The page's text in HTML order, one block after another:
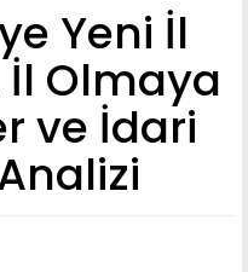
Yeni İl
İl Olmaya
ve İdari